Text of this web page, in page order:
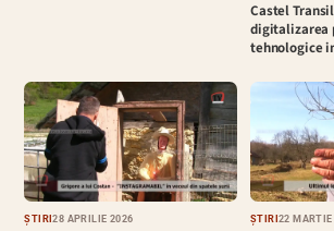
Castel
digitalizarea
tehnologice
ȘTIRI28 APRILIE 2026 ȘTIRI22 MARTIE